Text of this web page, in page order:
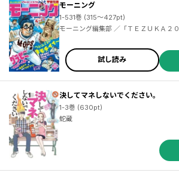
モーニング
1-531巻 (315～427pt)
モーニング編集部 ／「ＴＥＺＵＫＡ２０２０」プロジェクト ／ツジトモ ／綱本将也 ／森高夕次 ／足立金太郎 ／鈴ノ木ユウ ／泰三子 ／鈴木コイチ ／小山宙哉 ／飛田漱 ／田素弘 ／池井戸潤 ／フジモトシゲキ ／津覇圭一 ／真刈信二 ／かわぐちかいじ ／山田芳裕 ／よしながふみ ／カルロ・ゼン ／石田点 ／山村東 ／なきぼくろ ／亜樹直 ／オキモト・シュウ ／とりのなん子 ／山田金鉄 ／田島隆 ／東風孝広 ／染谷みのる ／秋月りす ／家田明歩 ／あらゐけいいち ／たかぎ七彦 ／アダチケイジ ／仔鹿リナ ／東元俊哉 ／福田泰宏 ／三原和人 ／岡田卓也
試し読み
決してマネしないでください。
1-3巻 (630pt)
蛇蔵